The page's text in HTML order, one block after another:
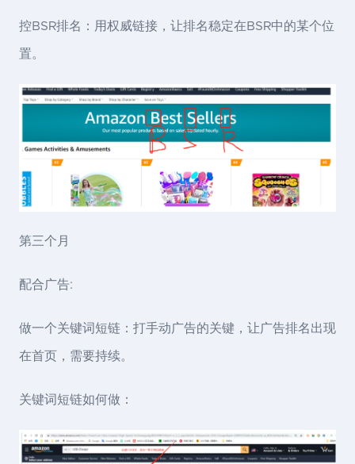
控BSR排名：用权威链接，让排名稳定在BSR中的某个位
置。
第三个月
配合广告:
做一个关键词短链：打手动广告的关键，让广告排名出现
在首页，需要持续。
关键词短链如何做：